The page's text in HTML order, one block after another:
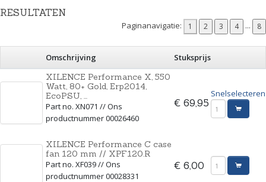
RESULTATEN
Paginanavigatie: ...
Omschrijving
Stuksprijs
XILENCE Performance X, 550
Watt, 80+ Gold, Erp2014,
EcoPSU, ...
Part no. XN071 // Ons
productnummer 00026460
€ 69,95
Snelselecteren
XILENCE Performance C case
fan 120 mm // XPF120.R
Part no. XF039 // Ons
productnummer 00028331
€ 6,00